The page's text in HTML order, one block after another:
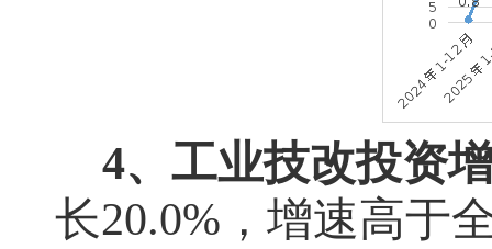
4、工业技改投资
长20.0% ，增速高于